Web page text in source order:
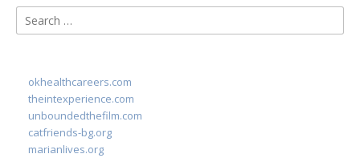
Search
for:
okhealthcareers.com
theintexperience.com
unboundedthefilm.com
catfriends-bg.org
marianlives.org